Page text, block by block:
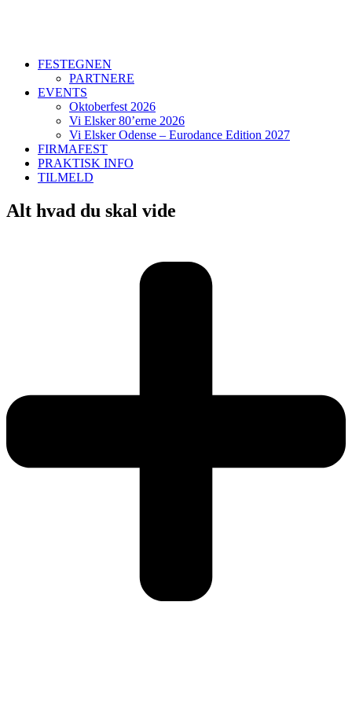
FESTEGNEN
PARTNERE
EVENTS
Oktoberfest 2026
Vi Elsker 80’erne 2026
Vi Elsker Odense – Eurodance Edition 2027
FIRMAFEST
PRAKTISK INFO
TILMELD
Alt hvad du skal vide